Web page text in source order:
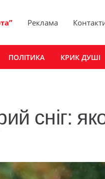
Реклама
ПОЛІТИКА КРИК ДУШІ
сніг: